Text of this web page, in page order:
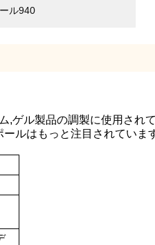
ル940
,ゲル製品の調製に使用され
ルはもっと注目されていま